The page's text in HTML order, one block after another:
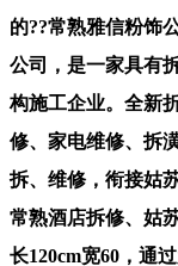
的??常熟雅信粉饰
公司，是一家具有
构施工企业。全新
修、家电维修、拆
拆、维修，衔接姑
常熟酒店拆修、姑
长120cm宽60，通